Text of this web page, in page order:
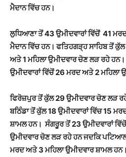
ਮੈਦਾਨ ਵਿੱਚ ਹਨ।
ਲੁਧਿਆਣਾ ਤੋਂ 43 ਉਮੀਦਵਾਰਾਂ ਵਿੱਚੋਂ 41
ਮੈਦਾਨ ਵਿੱਚ ਹਨ। ਫਤਿਹਗੜ੍ਹ ਸਾਹਿਬ ਤੋਂ
ਅਤੇ 1 ਮਹਿਲਾ ਉਮੀਦਵਾਰ ਚੋਣ ਲੜ ਰਹੇ
ਉਮੀਦਵਾਰਾਂ ਵਿੱਚੋਂ 26 ਮਰਦ ਅਤੇ 2 ਮਹਿਲਾ
ਫਿਰੋਜ਼ਪੁਰ ਤੋਂ ਕੁੱਲ 29 ਉਮੀਦਵਾਰ ਚੋਣ ਲੜ
ਬਠਿੰਡਾ ਤੋਂ ਕੁੱਲ 18 ਉਮੀਦਵਾਰਾਂ ਵਿੱਚ 15
ਸ਼ਾਮਲ ਹਨ। ਸੰਗਰੂਰ ਤੋਂ 23 ਉਮੀਦਵਾਰਾਂ
ਉਮੀਦਵਾਰ ਚੋਣ ਲੜ ਰਹੇ ਹਨ ਜਦਕਿ
ਮਰਦ ਅਤੇ 3 ਮਹਿਲਾ ਉਮੀਦਵਾਰ ਸ਼ਾਮਲ ਹਨ।